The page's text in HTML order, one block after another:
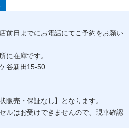
前日までにお電話にてご予約をお願い
に在庫です。
谷新田15-50
販売・保証なし】となります。
ルはお受けできませんので、現車確認